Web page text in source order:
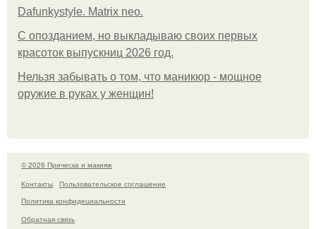
Dafunkystyle. Matrix neo.
С опозданием, но выкладываю своих первых
красоток выпускниц 2026 год.
Нельзя забывать о том, что маникюр - мощное
оружие в руках у женщин!
© 2026 Прическа и макияж
Контакты
Пользовательское соглашение
Политика конфидециальности
Обратная связь